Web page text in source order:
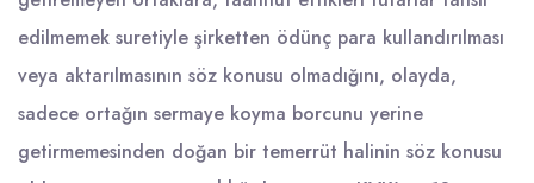
edilmemek suretiyle şirketten ödünç para kullandırılması
veya aktarılmasının söz konusu olmadığını, olayda,
sadece ortağın sermaye koyma borcunu yerine
getirmemesinden doğan bir temerrüt halinin söz konusu